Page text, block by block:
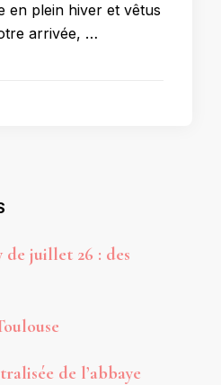
en plein hiver et vêtus
arrivée, …
de juillet 26 : des
de l’abbaye